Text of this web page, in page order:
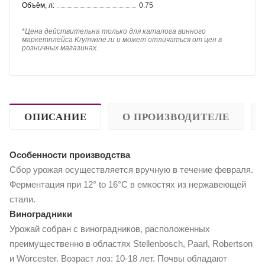
Объём, л:
0.75
*Цена действительна только для каталога винного
маркетплейса Krymwine.ru и может отличаться от цен в
розничных магазинах.
ОПИСАНИЕ О ПРОИЗВОДИТЕЛЕ
Особенности производства
Сбор урожая осуществляется вручную в течение февраля.
Ферментация при 12° to 16°C в емкостях из нержавеющей
стали.
Виноградники
Урожай собран с виноградников, расположенных
преимущественно в областях Stellenbosch, Paarl, Robertson
и Worcester. Возраст лоз: 10-18 лет. Почвы обладают